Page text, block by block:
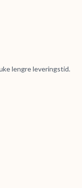
lengre leveringstid.